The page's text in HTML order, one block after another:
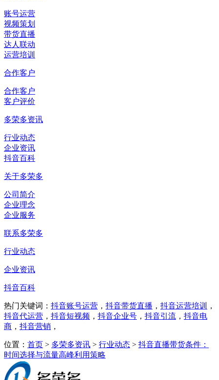
账号运营
视频策划
带货直播
达人联动
运营培训
合作客户
合作客户
客户评价
多荣多资讯
行业动态
企业资讯
抖音百科
关于多荣多
公司简介
企业理念
企业服务
联系多荣多
行业动态
企业资讯
抖音百科
热门关键词： 抖音账号运营 ， 抖音带货直播 ， 抖音运营培训
，
抖音代运营 ， 抖音短视频 ， 抖音企业号 ， 抖音引流 ， 抖音电
商 ， 抖音营销 ，
位置： 首页 > 多荣多资讯 > 行业动态 > 抖音直播带货条件：
时间选择与流量高峰利用策略